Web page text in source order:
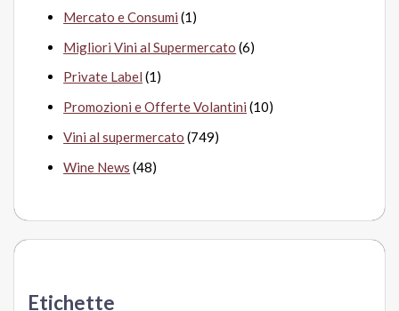
Mercato e Consumi (1)
Migliori Vini al Supermercato (6)
Private Label (1)
Promozioni e Offerte Volantini (10)
Vini al supermercato (749)
Wine News (48)
Etichette